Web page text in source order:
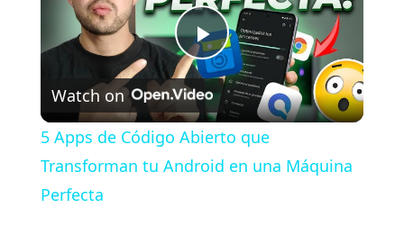
P
l
a
Watch on
5 Apps de Código Abierto que
Transforman tu Android en una Máquina
Perfecta